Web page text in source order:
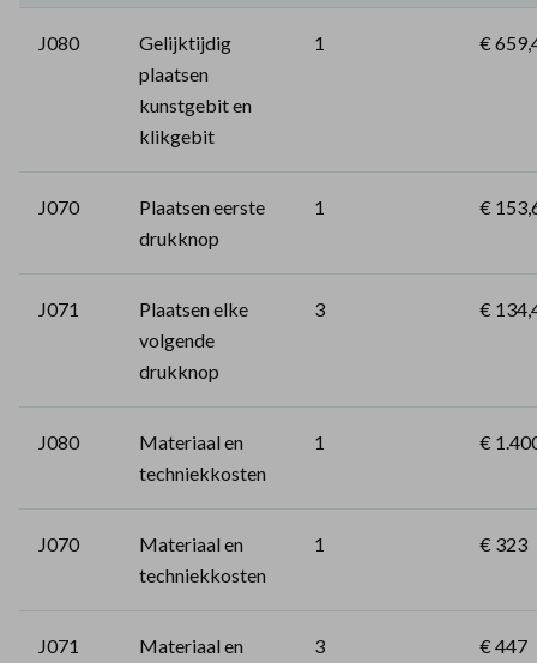
J080
Gelijktijdig
plaatsen
kunstgebit en
klikgebit
1 €
J070
Plaatsen eerste
drukknop
1 €
J071
Plaatsen elke
volgende
drukknop
3 €
J080
Materiaal en
techniekkosten
1 €
J070
Materiaal en
techniekkosten
1 € 323
J071
Materiaal en
3 € 447